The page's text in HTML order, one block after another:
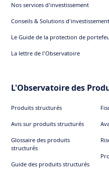
Nos services d'investissement
Conseils & Solutions d'investissement
Le Guide de la protection de
La lettre de l'Observatoire
L'Observatoire des
Produits structurés
Avis sur produits structurés
Glossaire des produits
structurés
Guide des produits structurés